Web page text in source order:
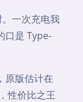
一次充电我
口是 Type-
原版估计在
性价比之王